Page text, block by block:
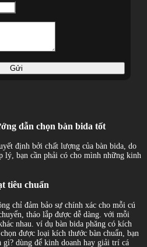
Gửi
dẫn chọn bàn bida tốt
định bởi chất lượng của bàn bida, do
lý, bạn cần phải có cho mình những kinh
tiêu chuẩn
chỉ đảm bảo sự chính xác cho mỗi cú
tháo lắp được dễ dàng. với mỗi
nhau. ví dụ bàn bida phăng có kích
được loại kích thước bàn chuẩn, bạn
gì? dùng để kinh doanh hay giải trí cá